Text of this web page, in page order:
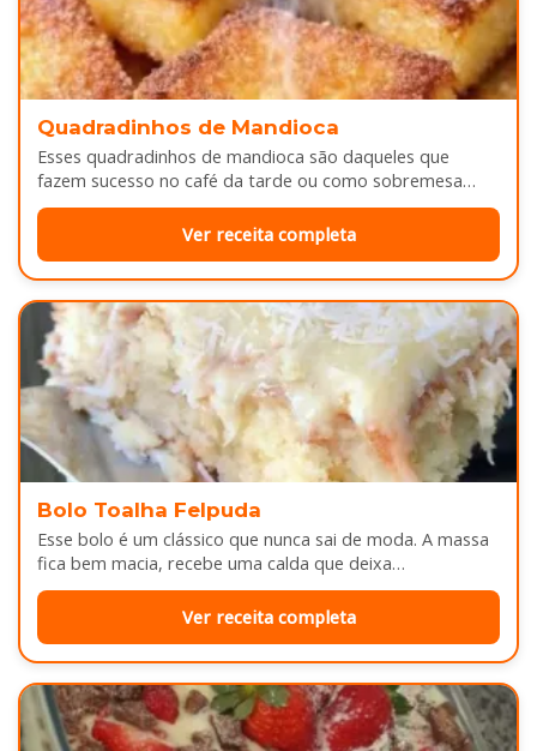
Quadradinhos de Mandioca
Esses quadradinhos de mandioca são daqueles que
fazem sucesso no café da tarde ou como sobremesa
depois do almoço. Por…
Ver receita completa
Bolo Toalha Felpuda
Esse bolo é um clássico que nunca sai de moda. A massa
fica bem macia, recebe uma calda que deixa…
Ver receita completa